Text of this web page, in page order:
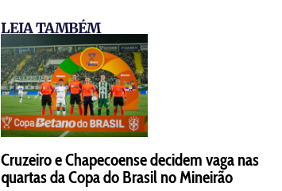
LEIA TAMBÉM
Cruzeiro e Chapecoense decidem vaga nas
quartas da Copa do Brasil no Mineirão